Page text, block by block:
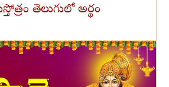
తెలుగులో అర్థం